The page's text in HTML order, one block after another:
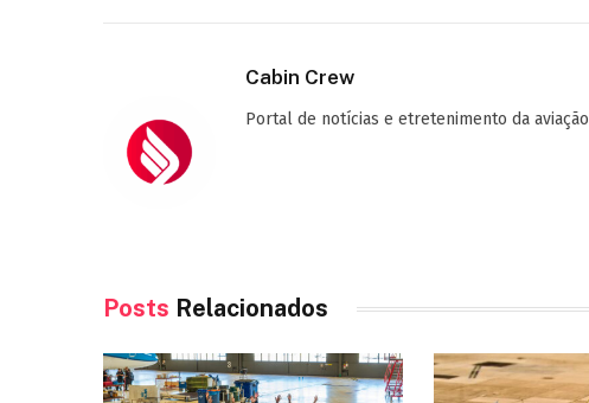
Cabin Crew
Portal de notícias e etretenimento da aviação
Posts Relacionados